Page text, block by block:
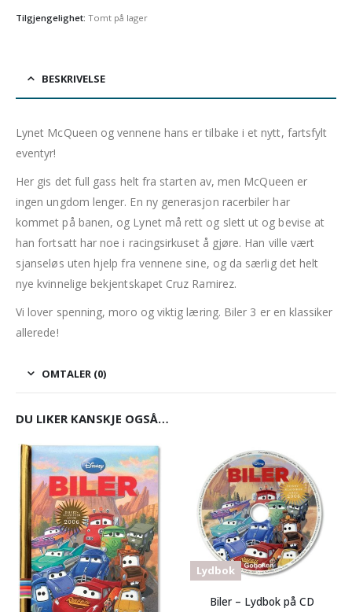
Tilgjengelighet: Tomt på lager
BESKRIVELSE
Lynet McQueen og vennene hans er tilbake i et nytt, fartsfylt
eventyr!
Her gis det full gass helt fra starten av, men McQueen er
ingen ungdom lenger. En ny generasjon racerbiler har
kommet på banen, og Lynet må rett og slett ut og bevise at
han fortsatt har noe i racingsirkuset å gjøre. Han ville vært
sjanseløs uten hjelp fra vennene sine, og da særlig det helt
nye kvinnelige bekjentskapet Cruz Ramirez.
Vi lover spenning, moro og viktig læring. Biler 3 er en klassiker
allerede!
OMTALER (0)
DU LIKER KANSKJE OGSÅ…
Lydbok
Biler – Lydbok på CD